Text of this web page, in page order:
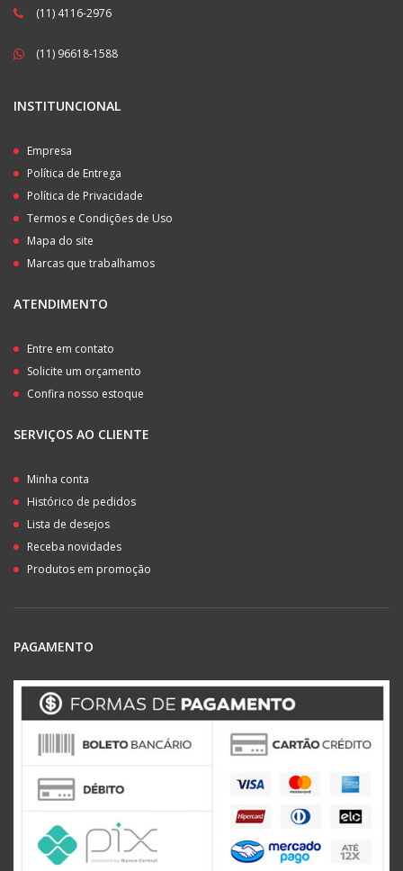
(11) 4116-2976
(11) 96618-1588
INSTITUNCIONAL
Empresa
Política de Entrega
Política de Privacidade
Termos e Condições de Uso
Mapa do site
Marcas que trabalhamos
ATENDIMENTO
Entre em contato
Solicite um orçamento
Confira nosso estoque
SERVIÇOS AO CLIENTE
Minha conta
Histórico de pedidos
Lista de desejos
Receba novidades
Produtos em promoção
PAGAMENTO